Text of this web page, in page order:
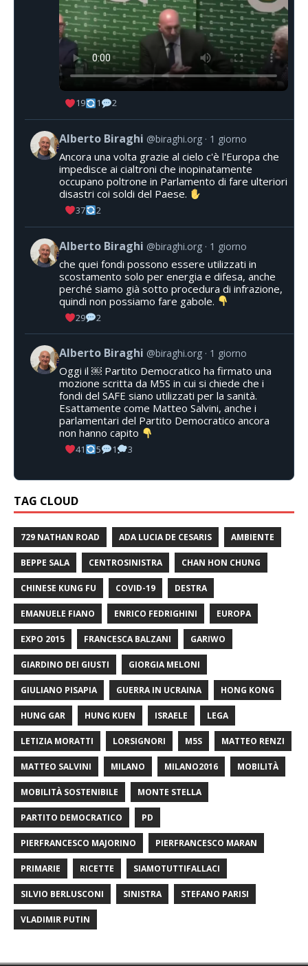
19 1 2
Alberto Biraghi @biraghi.org 1 giorno
Ancora una volta grazie al cielo c'è l'Europa che
impedisce ai cialtroni che inopinatamente
occupano poltrone in Parlamento di fare ulteriori
disastri coi soldi del Paese.
37 2
Alberto Biraghi @biraghi.org 1 giorno
che quei fondi possono essere utilizzati in
scostamento solo per energia e difesa, anche
perché siamo già sotto procedura di infrazione,
quindi non possiamo fare gabole.
29 2
Alberto Biraghi @biraghi.org 1 giorno
Oggi il ￼ Partito Democratico ha firmato una
mozione scritta da M5S in cui si chiede che i
fondi del SAFE siano utilizzati per la sanità.
Esattamente come Matteo Salvini, anche i
parlamentari del Partito Democratico ancora
non hanno capito
41 5 1 3
TAG CLOUD
729 NATHAN ROAD ADA LUCIA DE CESARIS AMBIENTE
BEPPE SALA CENTROSINISTRA CHAN HON CHUNG
CHINESE KUNG FU COVID-19 DESTRA
EMANUELE FIANO ENRICO FEDRIGHINI EUROPA
EXPO 2015 FRANCESCA BALZANI GARIWO
GIARDINO DEI GIUSTI GIORGIA MELONI
GIULIANO PISAPIA GUERRA IN UCRAINA HONG KONG
HUNG GAR HUNG KUEN ISRAELE LEGA
LETIZIA MORATTI LORSIGNORI M5S MATTEO RENZI
MATTEO SALVINI MILANO MILANO2016 MOBILITÀ
MOBILITÀ SOSTENIBILE MONTE STELLA
PARTITO DEMOCRATICO PD
PIERFRANCESCO MAJORINO PIERFRANCESCO MARAN
PRIMARIE RICETTE SIAMOTUTTIFALLACI
SILVIO BERLUSCONI SINISTRA STEFANO PARISI
VLADIMIR PUTIN